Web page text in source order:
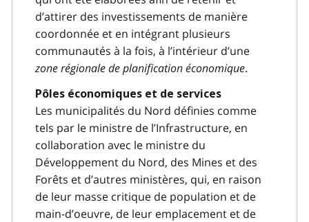
d’attirer des investissements de manière
coordonnée et en intégrant plusieurs
communautés à la fois, à l’intérieur d’une
zone régionale de planification économique.
Pôles économiques et de services
Les municipalités du Nord définies comme
tels par le ministre de l’Infrastructure, en
collaboration avec le ministre du
Développement du Nord, des Mines et des
Forêts et d’autres ministères, qui, en raison
de leur masse critique de population et de
main-d’oeuvre, de leur emplacement et de